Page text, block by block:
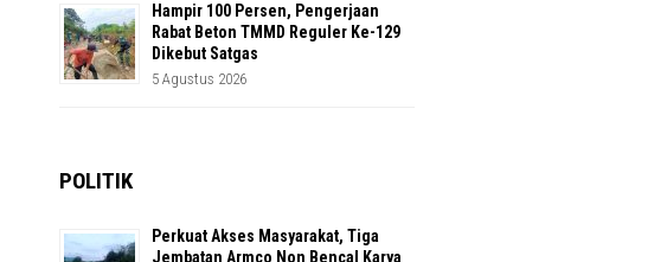
Hampir 100 Persen, Pengerjaan
Rabat Beton TMMD Reguler Ke-129
Dikebut Satgas
5 Agustus 2026
POLITIK
Perkuat Akses Masyarakat, Tiga
Jembatan Armco Non Bencal Karya